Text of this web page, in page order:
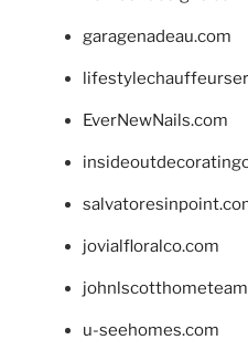
garagenadeau.com
EverNewNails.com
jovialfloralco.com
u-seehomes.com